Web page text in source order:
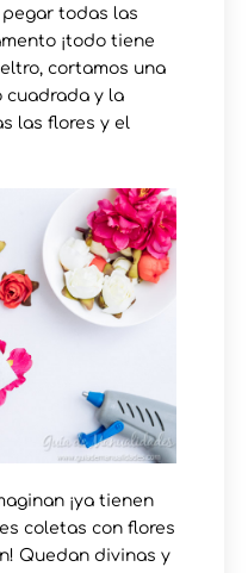
todas las
¡todo tiene
cortamos una
cuadrada y la
las flores y el
¡ya tienen
coletas con flores
Quedan divinas y